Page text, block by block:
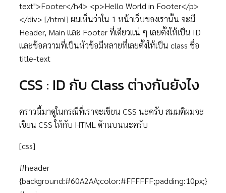
text">Footer</h4> <p>Hello World in Footer</p>
</div> [/html] ผมเห็นว่าใน 1 หน้าเว็บของเรานั้น จะมี
Header, Main และ Footer ที่เดียวแน่ ๆ เลยตั้งให้เป็น ID
และข้อความที่เป็นหัวข้อมีหลายที่เลยตั้งให้เป็น class ชื่อ
title-text
CSS : ID กับ Class ต่างกันยังไง
คราวนี้มาดูในกรณีที่เราจะเขียน CSS นะครับ สมมติผมจะ
เขียน CSS ให้กับ HTML ด้านบนนะครับ
[css]
#header
{background:#60A2AA;color:#FFFFFF;padding:10px;}